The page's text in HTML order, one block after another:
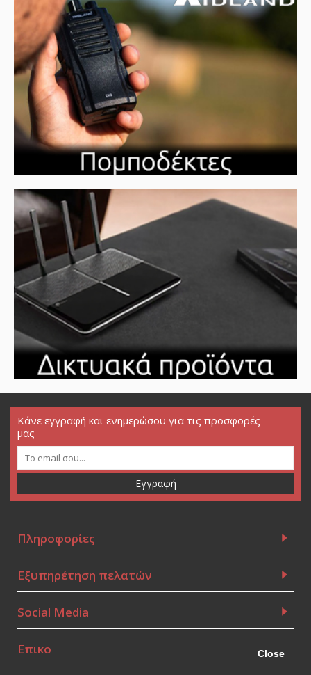
Close
Κάνε εγγραφή και ενημερώσου για τις προσφορές
μας
Εγγραφή
Πληροφορίες
Εξυπηρέτηση πελατών
Social Media
Επικοινωνία